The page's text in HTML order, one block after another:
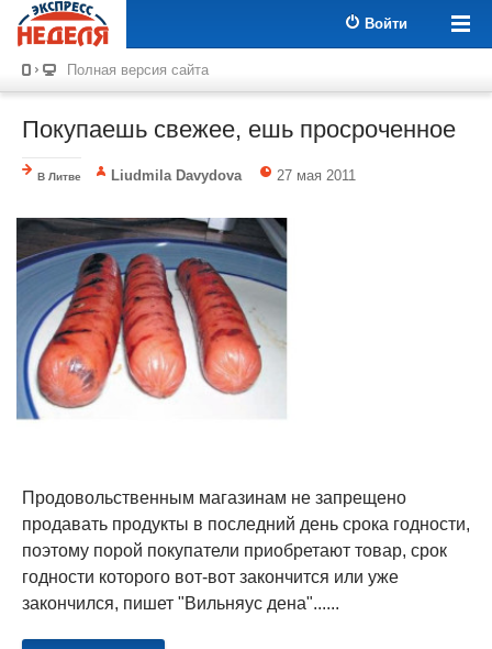
Войти
Полная версия сайта
Покупаешь свежее, ешь просроченное
В Литве Liudmila Davydova 27 мая 2011
Продовольственным магазинам не запрещено
продавать продукты в последний день срока годности,
поэтому порой покупатели приобретают товар, срок
годности которого вот-вот закончится или уже
закончился, пишет "Вильняус дена"......